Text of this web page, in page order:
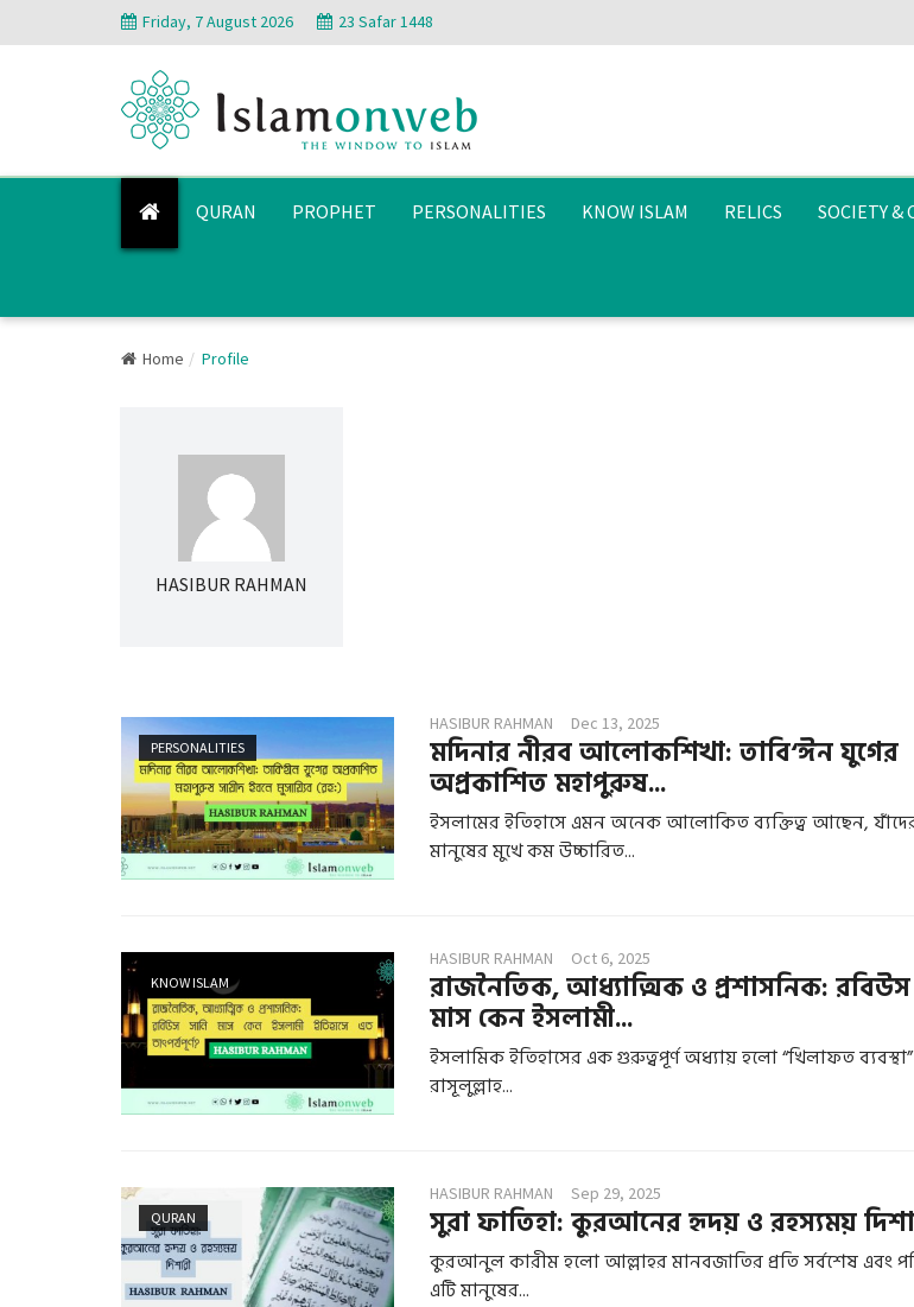
Friday, 7 August 2026 23 Safar 1448
QURAN PROPHET PERSONALITIES KNOW ISLAM RELICS SOCIETY &
Home Profile
HASIBUR RAHMAN
PERSONALITIES
HASIBUR RAHMAN Dec 13, 2025
মদিনার নীরব আলোকশিখা: তাবি‘ঈন যুগের
অপ্রকাশিত মহাপুরুষ...
ইসলামের ইতিহাসে এমন অনেক আলোকিত ব্যক্তিত্ব আছেন,
মানুষের মুখে কম উচ্চারিত...
KNOW ISLAM
HASIBUR RAHMAN Oct 6, 2025
রাজনৈতিক, আধ্যাত্মিক ও প্রশাসনিক: রবিউস
মাস কেন ইসলামী...
ইসলামিক ইতিহাসের এক গুরুত্বপূর্ণ অধ্যায় হলো “খিলাফত
রাসূলুল্লাহ...
QURAN
HASIBUR RAHMAN Sep 29, 2025
সুরা ফাতিহা: কুরআনের হৃদয় ও রহস্যময়
কুরআনুল কারীম হলো আল্লাহর মানবজাতির প্রতি সর্বশেষ এবং
এটি মানুষের...